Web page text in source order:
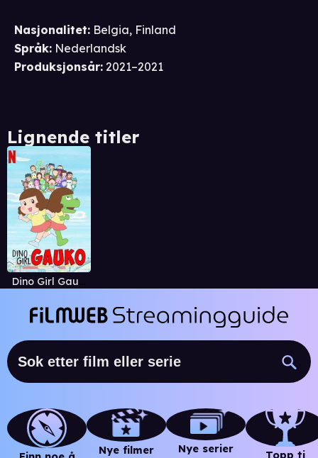
Nasjonalitet: Belgia, Finland
Språk: Nederlandsk
Produksjonsår: 2021–2021
Lignende titler
Dino Girl Gauko
Nye filmer Nye serier